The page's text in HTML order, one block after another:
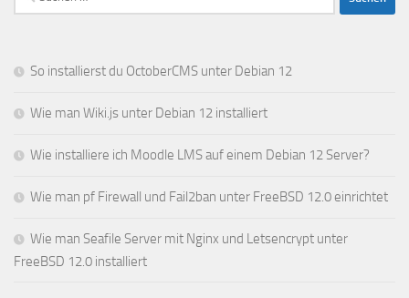
nach:
So installierst du OctoberCMS unter Debian 12
Wie man Wiki.js unter Debian 12 installiert
Wie installiere ich Moodle LMS auf einem Debian 12 Server?
Wie man pf Firewall und Fail2ban unter FreeBSD 12.0 einrichtet
Wie man Seafile Server mit Nginx und Letsencrypt unter
FreeBSD 12.0 installiert